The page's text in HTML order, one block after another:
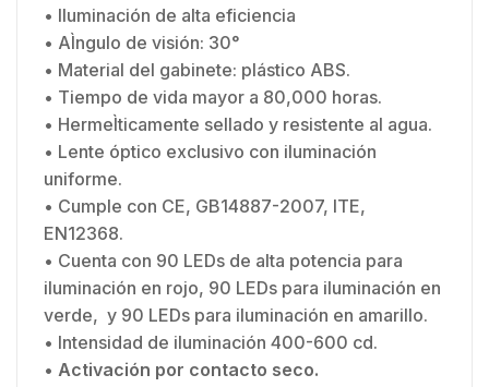
• Iluminación de alta eficiencia
• AÌngulo de visión: 30°
• Material del gabinete: plástico ABS.
• Tiempo de vida mayor a 80,000 horas.
• HermeÌticamente sellado y resistente al agua.
• Lente óptico exclusivo con iluminación
uniforme.
• Cumple con CE, GB14887-2007, ITE,
EN12368.
• Cuenta con 90 LEDs de alta potencia para
iluminación en rojo, 90 LEDs para iluminación en
verde, y 90 LEDs para iluminación en amarillo.
• Intensidad de iluminación 400-600 cd.
• Activación por contacto seco.